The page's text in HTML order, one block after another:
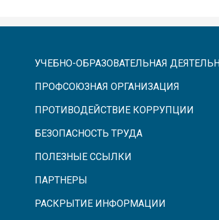
УЧЕБНО-ОБРАЗОВАТЕЛЬНАЯ
ПРОФСОЮЗНАЯ ОРГАНИЗАЦИЯ
ПРОТИВОДЕЙСТВИЕ КОРРУПЦИИ
БЕЗОПАСНОСТЬ ТРУДА
ПОЛЕЗНЫЕ ССЫЛКИ
ПАРТНЕРЫ
РАСКРЫТИЕ ИНФОРМАЦИИ